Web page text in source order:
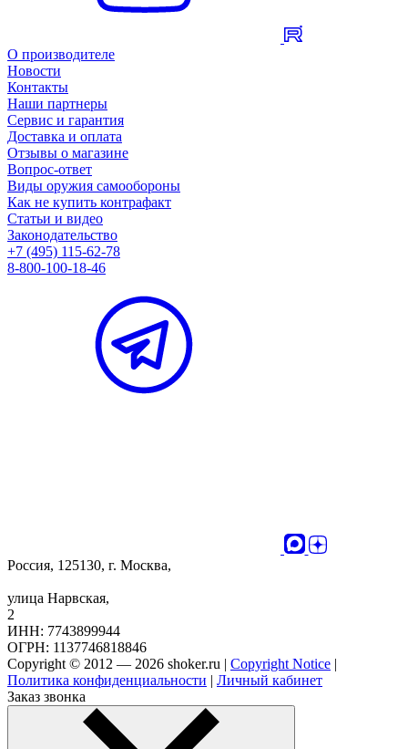
О производителе
Новости
Контакты
Наши партнеры
Сервис и гарантия
Доставка и оплата
Отзывы о магазине
Вопрос-ответ
Виды оружия самообороны
Как не купить контрафакт
Статьи и видео
Законодательство
+7 (495) 115-62-78
8-800-100-18-46
Россия, 125130, г. Москва,
улица Нарвская,
2
ИНН: 7743899944
ОГРН: 1137746818846
Copyright © 2012 — 2026 shoker.ru | Copyright Notice |
Политика конфиденциальности | Личный кабинет
Заказ звонка